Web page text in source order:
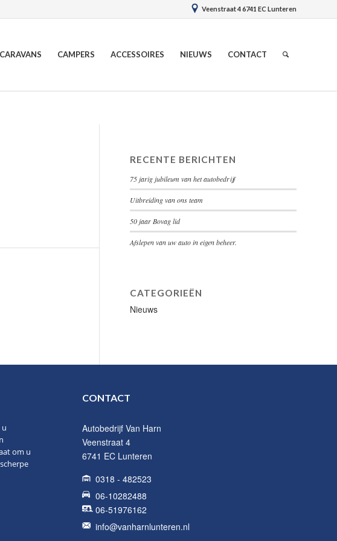
Veenstraat 4 6741 EC Lunteren
CARAVANS CAMPERS ACCESSOIRES NIEUWS CONTACT
RECENTE BERICHTEN
75 jarig jubileum van het autobedrijf
Uitbreiding van ons team
50 jaar Bovag lid
Afslepen van uw auto in eigen beheer.
CATEGORIEËN
Nieuws
om u
CONTACT
Autobedrijf Van Harn
Veenstraat 4
6741 EC Lunteren
0318 - 482523
06-10282488
06-51976162
info@vanharnlunteren.nl